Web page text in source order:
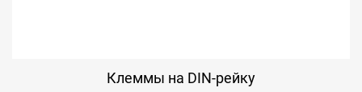
Клеммы на DIN-рейку